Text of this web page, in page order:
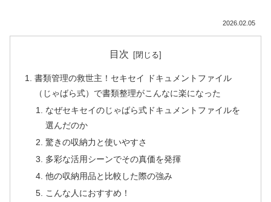
2026.02.05
目次
書類管理の救世主！セキセイ ドキュメントファイル
（じゃばら式）で書類整理がこんなに楽になった
なぜセキセイのじゃばら式ドキュメントファイルを
選んだのか
驚きの収納力と使いやすさ
多彩な活用シーンでその真価を発揮
他の収納用品と比較した際の強み
こんな人におすすめ！